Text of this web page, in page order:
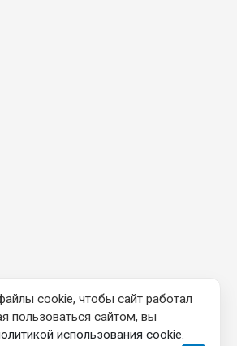
cookie, чтобы сайт работал
пользоваться сайтом, вы
использования cookie.